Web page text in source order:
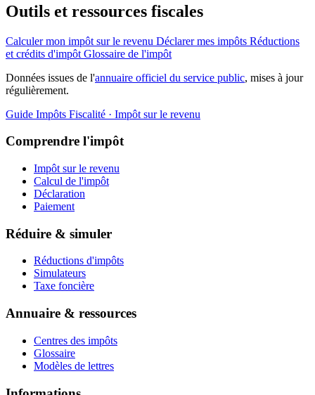
Outils et ressources fiscales
Calculer mon impôt sur le revenu Déclarer mes impôts Réductions
et crédits d'impôt Glossaire de l'impôt
Données issues de l'annuaire officiel du service public, mises à jour
régulièrement.
Guide Impôts Fiscalité · Impôt sur le revenu
Comprendre l'impôt
Impôt sur le revenu
Calcul de l'impôt
Déclaration
Paiement
Réduire & simuler
Réductions d'impôts
Simulateurs
Taxe foncière
Annuaire & ressources
Centres des impôts
Glossaire
Modèles de lettres